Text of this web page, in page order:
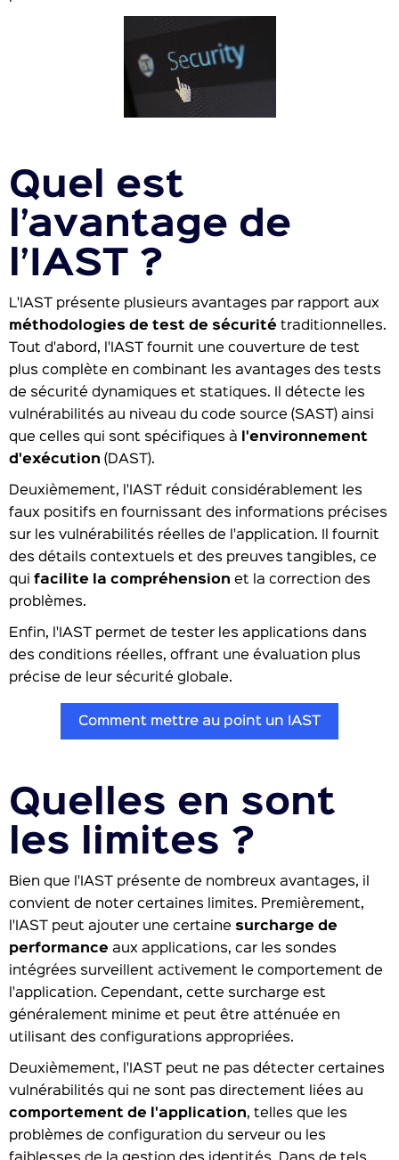
Quel est
l’avantage de
l’IAST ?
L'IAST présente plusieurs avantages par rapport aux
méthodologies de test de sécurité traditionnelles.
Tout d'abord, l'IAST fournit une couverture de test
plus complète en combinant les avantages des tests
de sécurité dynamiques et statiques. Il détecte les
vulnérabilités au niveau du code source (SAST) ainsi
que celles qui sont spécifiques à
l'environnement
d'exécution (DAST).
Deuxièmement, l'IAST réduit considérablement les
faux positifs en fournissant des informations précises
sur les vulnérabilités réelles de l'application. Il fournit
des détails contextuels et des preuves tangibles, ce
qui facilite la compréhension et la correction des
problèmes.
Enfin, l'IAST permet de tester les applications dans
des conditions réelles, offrant une évaluation plus
précise de leur sécurité globale.
Comment mettre au point un IAST
Quelles en sont
les limites ?
Bien que l'IAST présente de nombreux avantages, il
convient de noter certaines limites. Premièrement,
l'IAST peut ajouter une certaine surcharge de
performance aux applications, car les sondes
intégrées surveillent activement le comportement de
l'application. Cependant, cette surcharge est
généralement minime et peut être atténuée en
utilisant des configurations appropriées.
Deuxièmement, l'IAST peut ne pas détecter certaines
vulnérabilités qui ne sont pas directement liées au
comportement de l'application, telles que les
problèmes de configuration du serveur ou les